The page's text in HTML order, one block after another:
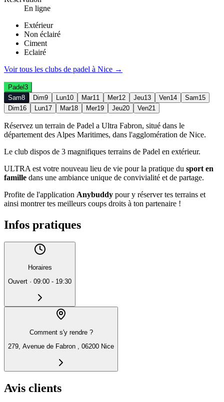
En ligne
Extérieur
Non éclairé
Ciment
Eclairé
Voir tous les clubs de padel à Nice →
Padel 3
Sam8 Dim9 Lun10 Mar11 Mer12 Jeu13 Ven14 Sam15
Dim16 Lun17 Mar18 Mer19 Jeu20 Ven21
Réservez un terrain de Padel a Ultra Fabron, situé dans le
département des Alpes Maritimes, dans l'agglomération de Nice.
Le club dispos de 3 magnifiques terrains de Padel en extérieur.
ULTRA est votre nouveau lieu de vie pour la pratique du sport en
famille dans une ambiance unique de convivialité et de partage.
Profite de l'application Anybuddy pour y réserver tes terrains et
ainsi montrer tes meilleurs coups droits à ton partenaire !
Infos pratiques
Horaires
Ouvert · 09:00 - 19:30
Comment s'y rendre ?
279, Avenue de Fabron , 06200 Nice
Avis clients